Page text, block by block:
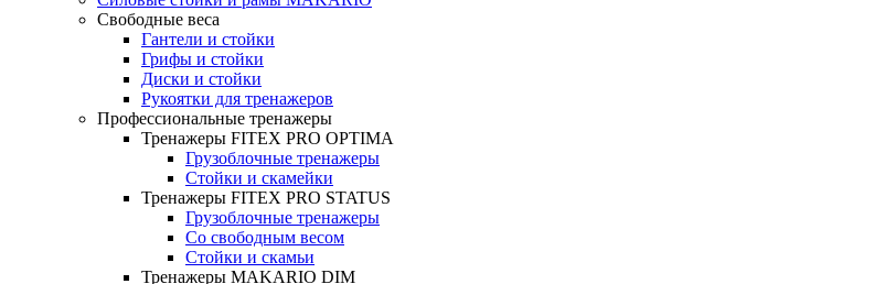
Свободные веса
Гантели и стойки
Грифы и стойки
Диски и стойки
Рукоятки для тренажеров
Профессиональные тренажеры
Тренажеры FITEX PRO OPTIMA
Грузоблочные тренажеры
Стойки и скамейки
Тренажеры FITEX PRO STATUS
Грузоблочные тренажеры
Со свободным весом
Стойки и скамьи
Тренажеры MAKARIO DIM